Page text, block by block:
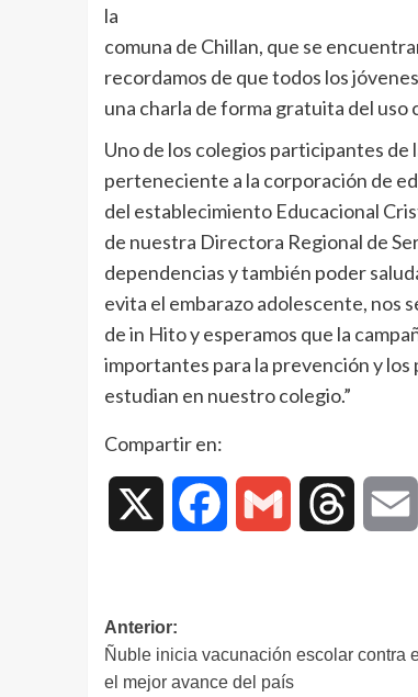
la
comuna de Chillan, que se
recordamos de que todos los
una charla de forma gratuita del
Uno de los colegios participantes
perteneciente a la corporación de
del establecimiento Educacional
de nuestra Directora Regional de
dependencias y también poder
evita el embarazo adolescente, nos
de in Hito y esperamos que la
importantes para la prevención y
estudian en nuestro colegio.”
Compartir en:
Facebook Gmail Threads
Anterior:
Ñuble inicia vacunación escolar contra
el mejor avance del país